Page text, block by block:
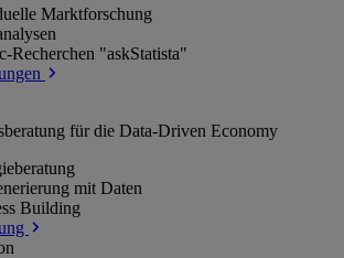
Marktforschung
Recherchen "askStatista"
für die Data-Driven Economy
mit Daten
Building